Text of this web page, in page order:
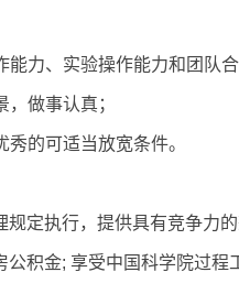
力、实验操作能力和团队合
， 做事认真 ；
秀的可适当放宽条件。
规定执行，提供具有竞争力
公积金; 享受中国科学院过程